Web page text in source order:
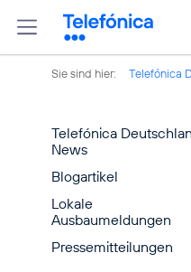
Sie sind hier: Telefónica
Telefónica
News
Blogartikel
Lokale
Ausbaumeldungen
Pressemitteilungen